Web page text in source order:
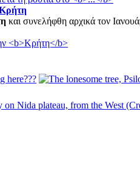
και συνελήφθη αρχικά τον